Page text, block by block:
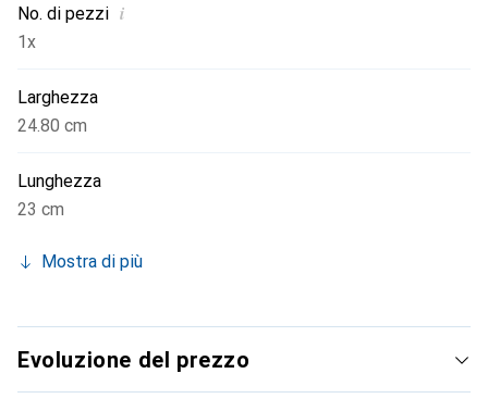
No. di pezzi i
1x
Larghezza
24.80 cm
Lunghezza
23 cm
Mostra di più
Evoluzione del prezzo